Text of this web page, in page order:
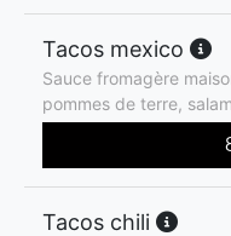
Tacos mexico
Sauce fromagère
pommes de terre,
Tacos chili